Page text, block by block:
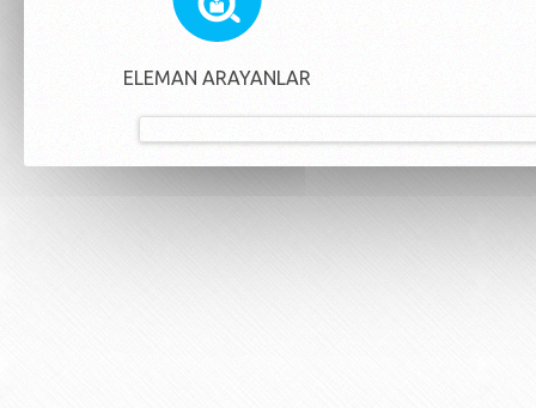
ELEMAN ARAYANLAR